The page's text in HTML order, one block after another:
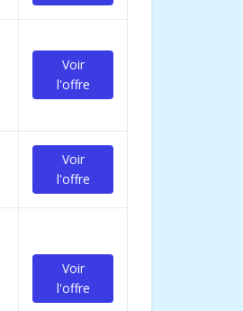
Voir
l'offre
Voir
l'offre
Voir
l'offre